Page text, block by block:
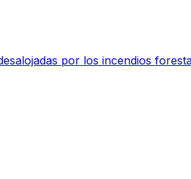
por los incendios